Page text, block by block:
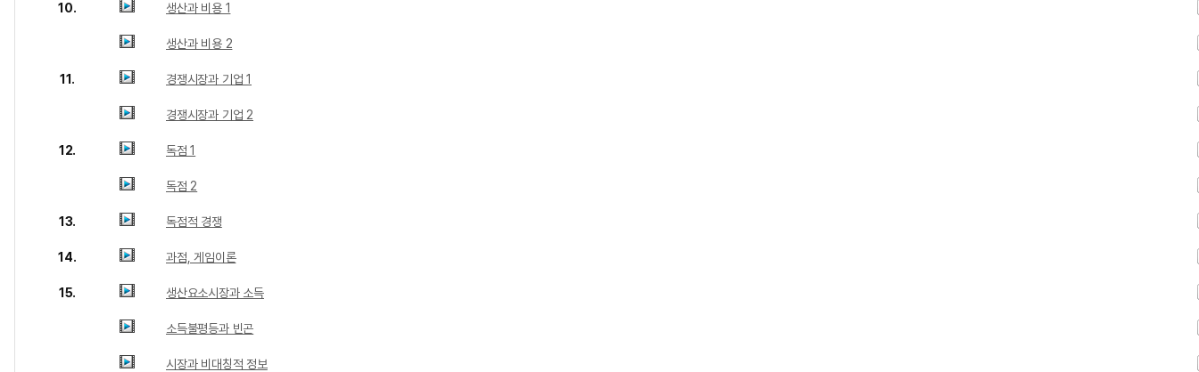
10. 생산과 비용 1
생산과 비용 2
11. 경쟁시장과 기업 1
경쟁시장과 기업 2
12. 독점 1
독점 2
13. 독점적 경쟁
14. 과점, 게임이론
15. 생산요소시장과 소득
소득불평등과 빈곤
시장과 비대칭적 정보